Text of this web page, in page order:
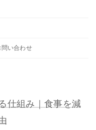
い合わせ
仕組み｜食事を減